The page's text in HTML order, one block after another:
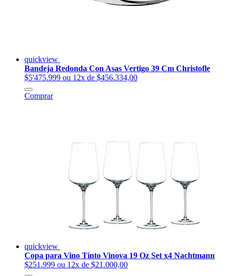
quickview
Bandeja Redonda Con Asas Vertigo 39 Cm Christofle
$5'475.999 ou 12x de $456.334,00
Comprar
quickview
Copa para Vino Tinto Vinova 19 Oz Set x4 Nachtmann
$251.999 ou 12x de $21.000,00